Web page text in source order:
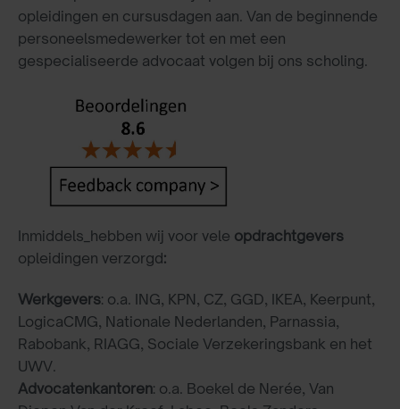
opleidingen en cursusdagen aan. Van de beginnende
personeelsmedewerker tot en met een
gespecialiseerde advocaat volgen bij ons scholing.
Inmiddels_hebben wij voor vele opdrachtgevers
opleidingen verzorgd:
Werkgevers: o.a. ING, KPN, CZ, GGD, IKEA, Keerpunt,
LogicaCMG, Nationale Nederlanden, Parnassia,
Rabobank, RIAGG, Sociale Verzekeringsbank en het
UWV.
Advocatenkantoren: o.a. Boekel de Nerée, Van